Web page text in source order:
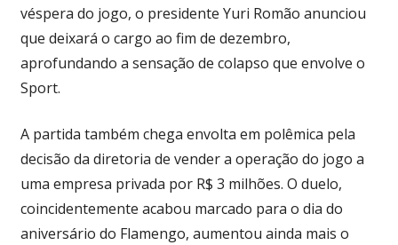
véspera do jogo, o presidente Yuri Romão anunciou
que deixará o cargo ao fim de dezembro,
aprofundando a sensação de colapso que envolve o
Sport.
A partida também chega envolta em polêmica pela
decisão da diretoria de vender a operação do jogo a
uma empresa privada por R$ 3 milhões. O duelo,
coincidentemente acabou marcado para o dia do
aniversário do Flamengo, aumentou ainda mais o